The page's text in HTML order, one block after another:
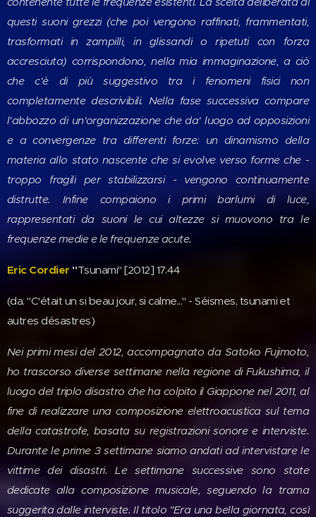
questi suoni grezzi (che poi vengono raffinati, frammentati,
trasformati in zampilli, in glissandi o ripetuti con forza
accresciuta) corrispondono, nella mia immaginazione, a ciò
che c'è di più suggestivo tra i fenomeni fisici non
completamente descrivibili. Nella fase successiva compare
l'abbozzo di un'organizzazione che da' luogo ad opposizioni
e a convergenze tra differenti forze: un dinamismo della
materia allo stato nascente che si evolve verso forme che -
troppo fragili per stabilizzarsi - vengono continuamente
distrutte. Infine compaiono i primi barlumi di luce,
rappresentati da suoni le cui altezze si muovono tra le
frequenze medie e le frequenze acute.
Eric Cordier "Tsunami" [2012] 17:44
(da: "C'était un si beau jour, si calme..." - Séismes, tsunami et
autres désastres)
Nei primi mesi del 2012, accompagnato da Satoko Fujimoto,
ho trascorso diverse settimane nella regione di Fukushima, il
luogo del triplo disastro che ha colpito il Giappone nel 2011, al
fine di realizzare una composizione elettroacustica sul tema
della catastrofe, basata su registrazioni sonore e interviste.
Durante le prime 3 settimane siamo andati ad intervistare le
vittime dei disastri. Le settimane successive sono state
dedicate alla composizione musicale, seguendo la trama
suggerita dalle interviste. Il titolo "Era una bella giornata, così